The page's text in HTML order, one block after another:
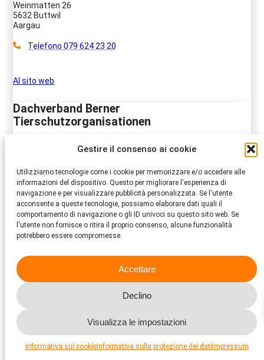
Gestire il consenso ai cookie
Utilizziamo tecnologie come i cookie per memorizzare e/o accedere alle
informazioni del dispositivo. Questo per migliorare l'esperienza di
navigazione e per visualizzare pubblicità personalizzata. Se l'utente
acconsente a queste tecnologie, possiamo elaborare dati quali il
comportamento di navigazione o gli ID univoci su questo sito web. Se
l'utente non fornisce o ritira il proprio consenso, alcune funzionalità
potrebbero essere compromesse.
Accettare
Declino
Visualizza le impostazioni
Informativa sui cookieInformativa sulla protezione dei dati Impressum
Weinmatten 26
5632 Buttwil
Aargau
Telefono 079 624 23 20
Al sito web
Dachverband Berner
Tierschutzorganisationen
Al sito web
Fondation Neuchâteloise d’Accueil pour
Animaux F.N.A.A.
Refuge de Cottendart
Route de Cottendart 7
2013 Colombier
Neuenburg
Al sito web